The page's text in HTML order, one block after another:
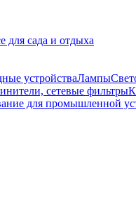
для сада и отдыха
устройстваЛампы
сетевые фильтры
для промышленной